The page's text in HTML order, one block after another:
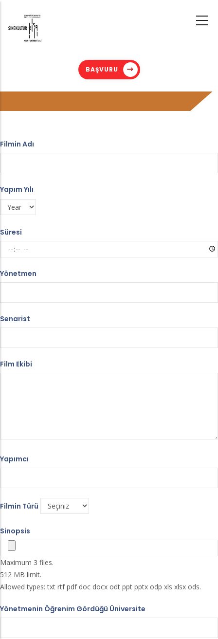
main
content
BAŞVURU
Filmin Adı
Yapım Yılı
Year
Süresi
Yönetmen
Senarist
Film Ekibi
Yapımcı
Filmin Türü
Sinopsis
Maximum 3 files.
512 MB limit.
Allowed types: txt rtf pdf doc docx odt ppt pptx odp xls xlsx ods.
Yönetmenin Öğrenim Gördüğü Üniversite